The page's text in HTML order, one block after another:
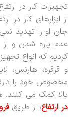
تجهیزات کار در
از ابزارهای کار
جان او را تهدید
عدم پاره شدن و
کردیم که انواع
و قرقره، هارنس،
مخصوص خود را
بالا کمک می کنند.
در ارتفاع، از طریق